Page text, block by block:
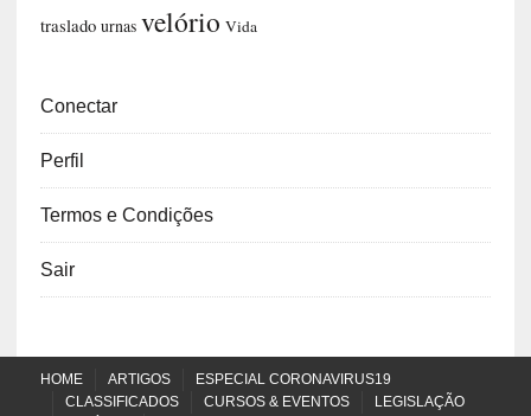
traslado urnas velório Vida
Conectar
Perfil
Termos e Condições
Sair
HOME ARTIGOS
ESPECIAL CORONAVIRUS19
CLASSIFICADOS
CURSOS & EVENTOS
LEGISLAÇÃO